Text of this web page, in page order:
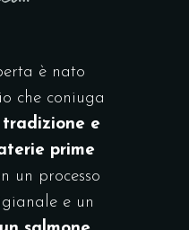
è nato
che coniuga
tradizione e
prime
un processo
e un